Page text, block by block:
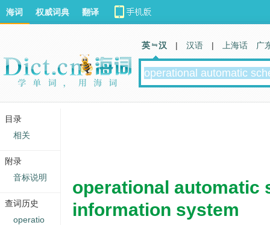
operational automatic
information system
海词 权威词典 翻译
英 汉 | 汉语 | 上海话 广
目录
相关
附录
音标说明
查词历史
operatio